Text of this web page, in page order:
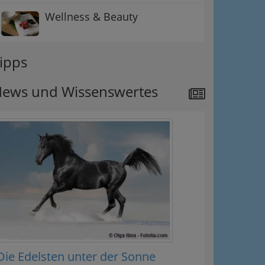
Wellness & Beauty
und Wissenswertes
Edelsten unter der Sonne